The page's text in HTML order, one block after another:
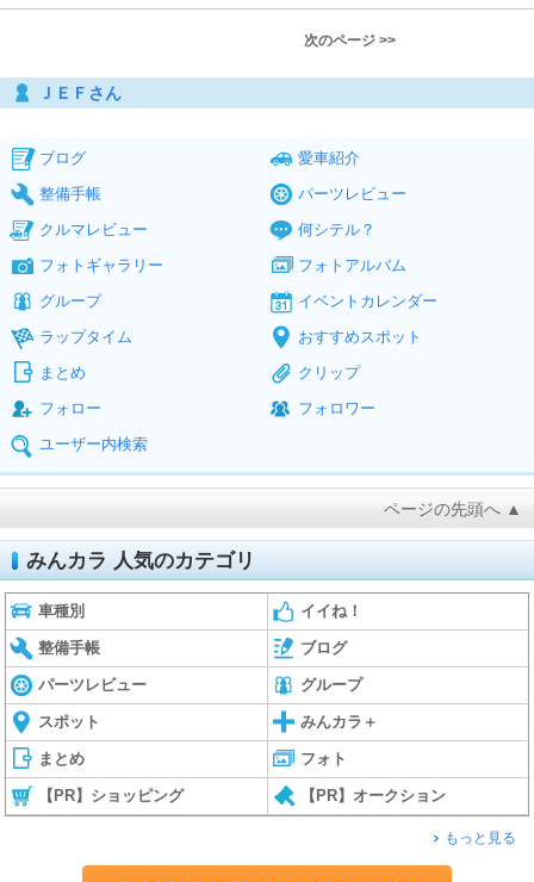
次のページ >>
ＪＥＦさん
ブログ
愛車紹介
整備手帳
パーツレビュー
クルマレビュー
何シテル？
フォトギャラリー
フォトアルバム
グループ
イベントカレンダー
ラップタイム
おすすめスポット
まとめ
クリップ
フォロー
フォロワー
ユーザー内検索
ページの先頭へ ▲
みんカラ 人気のカテゴリ
車種別 イイね！
整備手帳 ブログ
パーツレビュー グループ
スポット みんカラ＋
まとめ フォト
【PR】ショッピング 【PR】オークション
もっと見る